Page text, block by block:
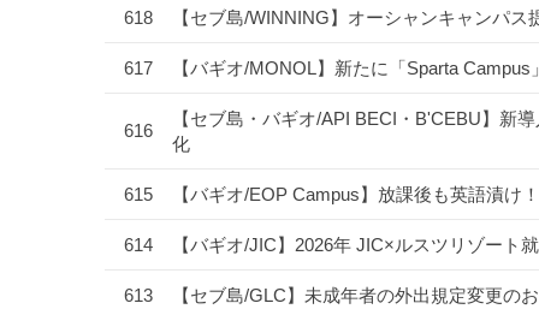
618 【セブ島/WINNING】オーシャンキャンパ
617 【バギオ/MONOL】新たに「Sparta
616
【セブ島・バギオ/API BECI・B'CEBU】新
化
615 【バギオ/EOP Campus】放課後も英語漬
614 【バギオ/JIC】2026年 JIC×ルスツリゾート
613 【セブ島/GLC】未成年者の外出規定変更の